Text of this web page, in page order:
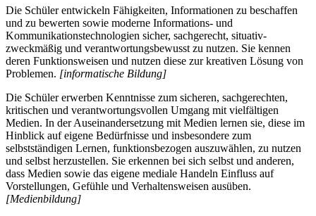
Die Schüler entwickeln Fähigkeiten, Informationen zu beschaffen
und zu bewerten sowie moderne Informations- und
Kommunikationstechnologien sicher, sachgerecht, situativ-
zweckmäßig und verantwortungsbewusst zu nutzen. Sie kennen
deren Funktionsweisen und nutzen diese zur kreativen Lösung von
Problemen. [informatische Bildung]
Die Schüler erwerben Kenntnisse zum sicheren, sachgerechten,
kritischen und verantwortungsvollen Umgang mit vielfältigen
Medien. In der Auseinandersetzung mit Medien lernen sie, diese im
Hinblick auf eigene Bedürfnisse und insbesondere zum
selbstständigen Lernen, funktionsbezogen auszuwählen, zu nutzen
und selbst herzustellen. Sie erkennen bei sich selbst und anderen,
dass Medien sowie das eigene mediale Handeln Einfluss auf
Vorstellungen, Gefühle und Verhaltensweisen ausüben.
[Medienbildung]